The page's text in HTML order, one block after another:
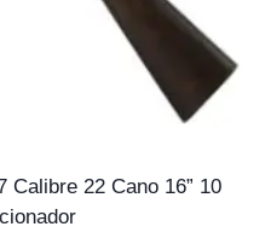
Calibre 22 Cano 16” 10